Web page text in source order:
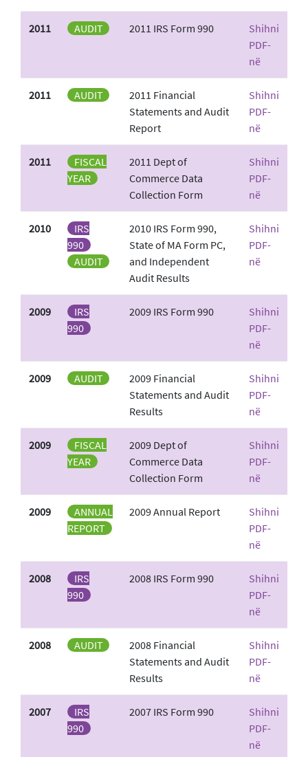
2011 AUDIT 2011 IRS Form 990
Shihni
PDF-
në
2011 AUDIT
2011 Financial
Statements and Audit
Report
Shihni
PDF-
në
2011
FISCAL
YEAR
2011 Dept of
Commerce Data
Collection Form
Shihni
PDF-
në
2010
IRS
990
AUDIT
2010 IRS Form 990,
State of MA Form PC,
and Independent
Audit Results
Shihni
PDF-
në
2009
IRS
990
2009 IRS Form 990
Shihni
PDF-
në
2009 AUDIT
2009 Financial
Statements and Audit
Results
Shihni
PDF-
në
2009
FISCAL
YEAR
2009 Dept of
Commerce Data
Collection Form
Shihni
PDF-
në
2009
ANNUAL
REPORT
2009 Annual Report
Shihni
PDF-
në
2008
IRS
990
2008 IRS Form 990
Shihni
PDF-
në
2008 AUDIT
2008 Financial
Statements and Audit
Results
Shihni
PDF-
në
2007
IRS
990
2007 IRS Form 990
Shihni
PDF-
në